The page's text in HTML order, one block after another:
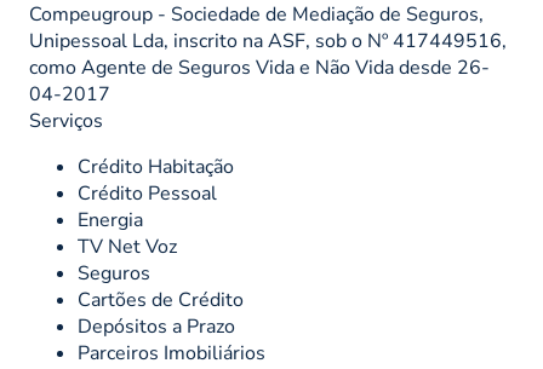
Compeugroup - Sociedade de Mediação de Seguros,
Unipessoal Lda, inscrito na ASF, sob o Nº 417449516,
como Agente de Seguros Vida e Não Vida desde 26-
04-2017
Serviços
Crédito Habitação
Crédito Pessoal
Energia
TV Net Voz
Seguros
Cartões de Crédito
Depósitos a Prazo
Parceiros Imobiliários